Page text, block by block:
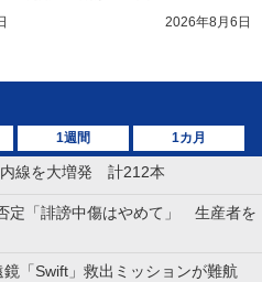
2026年8月6日
1週間 1カ月
線を大増発 計212本
定「誹謗中傷はやめて」 生産者を
鏡「Swift」救出ミッションが難航